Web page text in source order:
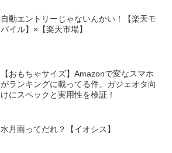
自動エントリーじゃないんかい！【楽天モ
バイル】×【楽天市場】
【おもちゃサイズ】Amazonで変なスマホ
がランキングに載ってる件。ガジェオタ向
けにスペックと実用性を検証！
水月雨ってだれ？【イオシス】